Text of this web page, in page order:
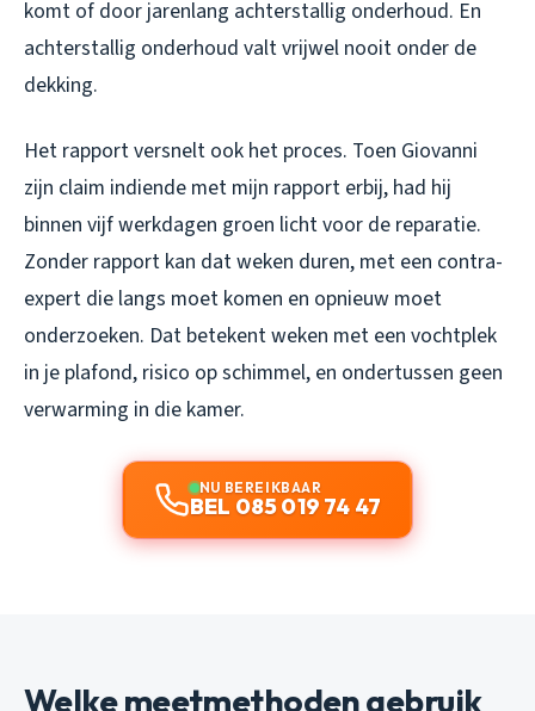
komt of door jarenlang achterstallig onderhoud. En
achterstallig onderhoud valt vrijwel nooit onder de
dekking.
Het rapport versnelt ook het proces. Toen Giovanni
zijn claim indiende met mijn rapport erbij, had hij
binnen vijf werkdagen groen licht voor de reparatie.
Zonder rapport kan dat weken duren, met een contra-
expert die langs moet komen en opnieuw moet
onderzoeken. Dat betekent weken met een vochtplek
in je plafond, risico op schimmel, en ondertussen geen
verwarming in die kamer.
NU BEREIKBAAR
BEL 085 019 74 47
Welke meetmethoden gebruik